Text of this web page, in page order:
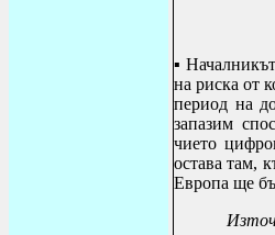
▪ Н
на риска от
период на
запазим
чието
остава там,
Европа ще